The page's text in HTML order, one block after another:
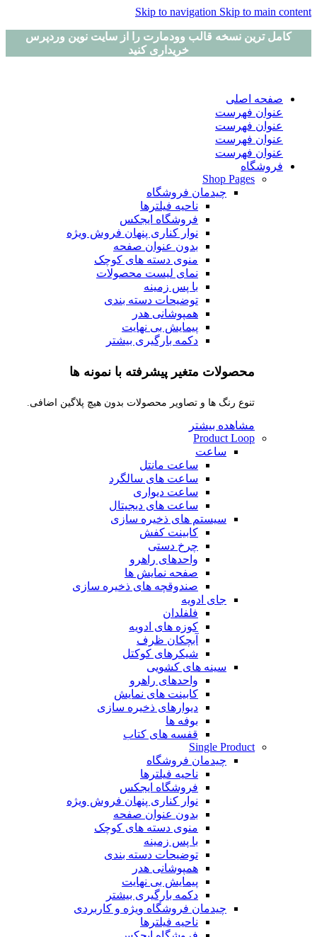
Skip to navigation Skip to main content
کامل ترین نسخه قالب وودمارت را از سایت نوین وردپرس
خریداری کنید
صفحه اصلی
عنوان فهرست
عنوان فهرست
عنوان فهرست
عنوان فهرست
فروشگاه
Shop Pages
چیدمان فروشگاه
ناحیه فیلترها
فروشگاه ایجکس
نوار کناری پنهان فروش ویژه
بدون عنوان صفحه
منوی دسته های کوچک
نمای لیست محصولات
با پس زمینه
توضیحات دسته بندی
همپوشانی هدر
پیمایش بی نهایت
دکمه بارگیری بیشتر
محصولات متغیر پیشرفته با نمونه ها
تنوع رنگ ها و تصاویر محصولات بدون هیچ پلاگین اضافی.
مشاهده بیشتر
Product Loop
ساعت
ساعت مانتل
ساعت های سالگرد
ساعت دیواری
ساعت های دیجیتال
سیستم های ذخیره سازی
کابینت کفش
چرخ دستی
واحدهای راهرو
صفحه نمایش ها
صندوقچه های ذخیره سازی
جای ادویه
فلفلدان
کوزه های ادویه
آبچکان ظرف
شیکرهای کوکتل
سینه های کشویی
واحدهای راهرو
کابینت های نمایش
دیوارهای ذخیره سازی
بوفه ها
قفسه های کتاب
Single Product
چیدمان فروشگاه
ناحیه فیلترها
فروشگاه ایجکس
نوار کناری پنهان فروش ویژه
بدون عنوان صفحه
منوی دسته های کوچک
با پس زمینه
توضیحات دسته بندی
همپوشانی هدر
پیمایش بی نهایت
دکمه بارگیری بیشتر
چیدمان فروشگاه ویژه و کاربردی
ناحیه فیلترها